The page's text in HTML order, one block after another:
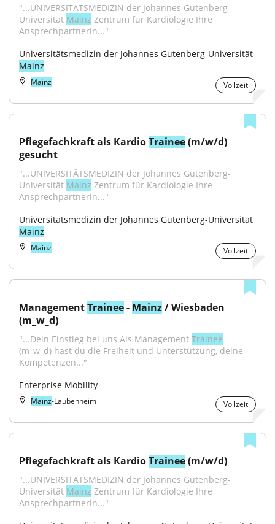
"...UNIVERSITÄTSMEDIZIN der Johannes Gutenberg-
Universität Mainz Zentrum für Kardiologie Ihre
Ansprechpartnerin..."
Mainz
Mainz Vollzeit
Pflegefachkraft als Kardio Trainee (m/w/d)
gesucht
"...UNIVERSITÄTSMEDIZIN der Johannes Gutenberg-
Universität Mainz Zentrum für Kardiologie Ihre
Ansprechpartnerin..."
Mainz
Mainz Vollzeit
Management Trainee - Mainz / Wiesbaden
(m_w_d)
"...Dein Einstieg bei uns Als Management Trainee
(m_w_d) hast du die Freiheit und Unterstützung, deine
Kompetenzen..."
Enterprise Mobility
Mainz-Laubenheim Vollzeit
Pflegefachkraft als Kardio Trainee (m/w/d)
"...UNIVERSITÄTSMEDIZIN der Johannes Gutenberg-
Universität Mainz Zentrum für Kardiologie Ihre
Ansprechpartnerin..."